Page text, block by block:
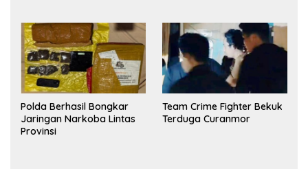
Polda Berhasil Bongkar
Jaringan Narkoba Lintas
Provinsi
Team Crime Fighter Bekuk
Terduga Curanmor